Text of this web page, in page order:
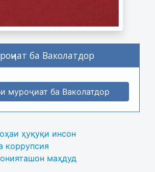
ба Ваколатдор
муроҷиат ба Ваколатдор
ҳуқуқи инсон
коррупсия
маҳдуд